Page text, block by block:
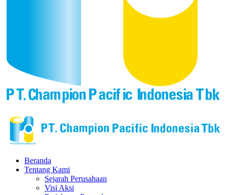
Beranda
Tentang Kami
Sejarah Perusahaan
Visi Aksi